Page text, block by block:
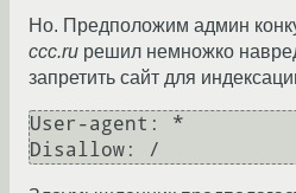
Но. Предположим админ
ccc.ru решил немножко
запретить сайт для
User-agent: *